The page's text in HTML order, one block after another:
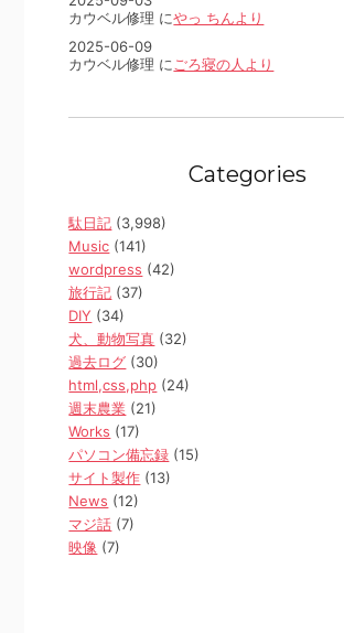
カウベル修理 にやっ ちんより
2025-06-09
カウベル修理 に ごろ寝の人より
Categories
駄日記 (3,998)
Music (141)
wordpress (42)
旅行記 (37)
DIY (34)
犬、動物写真 (32)
過去ログ (30)
html,css,php (24)
週末農業 (21)
Works (17)
パソコン備忘録 (15)
サイト製作 (13)
News (12)
マジ話 (7)
映像 (7)